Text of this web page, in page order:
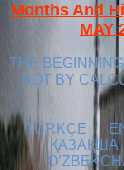
Months And
MAY
THE
NOT BY
TÜRKÇE
ҚАЗАҚША